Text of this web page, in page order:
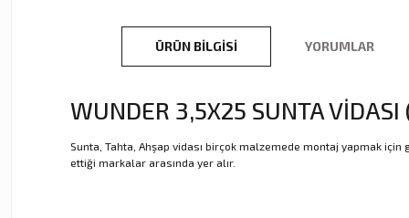
ÜRÜN BILGISI YORUMLAR
WUNDER 3,5X25 SUNTA
Sunta, Tahta, Ahşap vidası birçok malzemede montaj yapmak
ettiği markalar arasında yer alır.